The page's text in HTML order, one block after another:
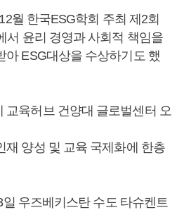
월 한국ESG학회 주최 제2회
서 윤리 경영과 사회적 책임을
아 ESG대상을 수상하기도 했
육허브 건양대 글로벌센터 오
재 양성 및 교육 국제화에 한층
우즈베키스탄 수도 타슈켄트